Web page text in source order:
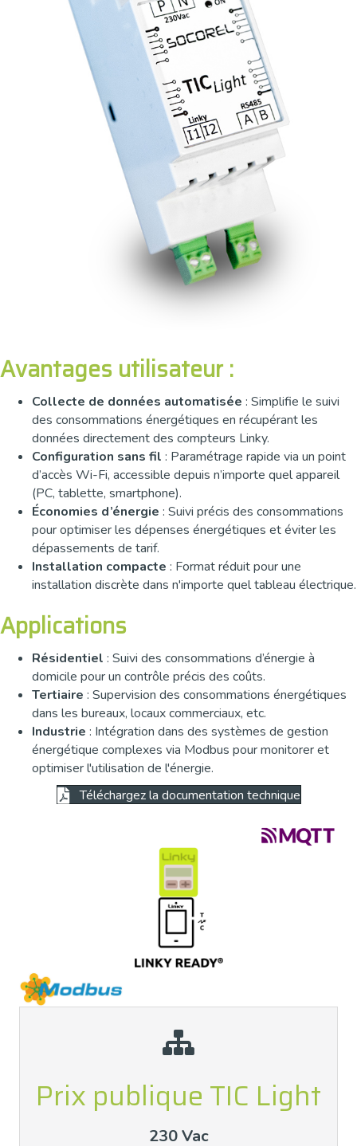
Avantages utilisateur :
Collecte de données automatisée : Simplifie le suivi
des consommations énergétiques en récupérant les
données directement des compteurs Linky.
Configuration sans fil : Paramétrage rapide via un point
d’accès Wi-Fi, accessible depuis n’importe quel appareil
(PC, tablette, smartphone).
Économies d’énergie : Suivi précis des consommations
pour optimiser les dépenses énergétiques et éviter les
dépassements de tarif.
Installation compacte : Format réduit pour une
installation discrète dans n'importe quel tableau électrique.
Applications
Résidentiel : Suivi des consommations d’énergie à
domicile pour un contrôle précis des coûts.
Tertiaire : Supervision des consommations énergétiques
dans les bureaux, locaux commerciaux, etc.
Industrie : Intégration dans des systèmes de gestion
énergétique complexes via Modbus pour monitorer et
optimiser l'utilisation de l'énergie.
Téléchargez la documentation technique
Prix publique TIC Light
230 Vac
Contactez-nous
Contact - SOCOREL